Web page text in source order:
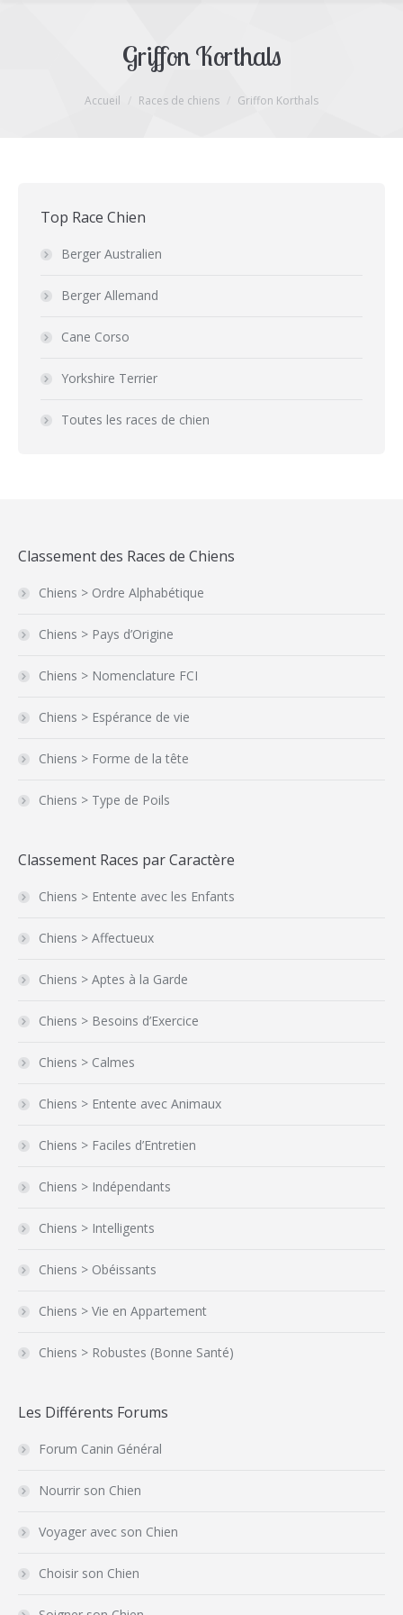
Griffon Korthals
Vous êtes ici :Accueil Races de chiens Griffon Korthals
Top Race Chien
Berger Australien
Berger Allemand
Cane Corso
Yorkshire Terrier
Toutes les races de chien
Classement des Races de Chiens
Chiens > Ordre Alphabétique
Chiens > Pays d’Origine
Chiens > Nomenclature FCI
Chiens > Espérance de vie
Chiens > Forme de la tête
Chiens > Type de Poils
Classement Races par Caractère
Chiens > Entente avec les Enfants
Chiens > Affectueux
Chiens > Aptes à la Garde
Chiens > Besoins d’Exercice
Chiens > Calmes
Chiens > Entente avec Animaux
Chiens > Faciles d’Entretien
Chiens > Indépendants
Chiens > Intelligents
Chiens > Obéissants
Chiens > Vie en Appartement
Chiens > Robustes (Bonne Santé)
Les Différents Forums
Forum Canin Général
Nourrir son Chien
Voyager avec son Chien
Choisir son Chien